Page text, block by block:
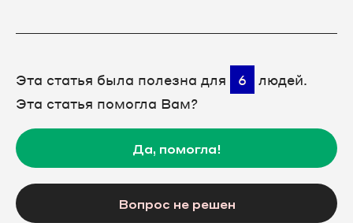
Эта статья была полезна для 6
людей.
Эта статья помогла Вам?
Да, помогла!
Вопрос не решен